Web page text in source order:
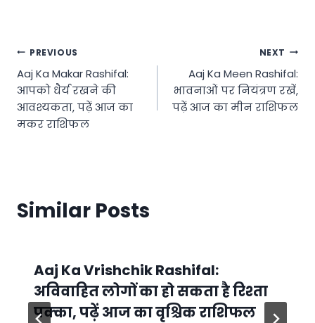
Post
navigation
PREVIOUS
Aaj Ka Makar Rashifal:
आपको धैर्य रखने की
आवश्यकता, पढ़ें आज का
मकर राशिफल
NEXT
Aaj Ka Meen Rashifal:
भावनाओं पर नियंत्रण रखें,
पढ़ें आज का मीन राशिफल
Similar Posts
Aaj Ka Vrishchik Rashifal:
अविवाहित लोगों का हो सकता है रिश्ता
पक्का, पढ़ें आज का वृश्चिक राशिफल